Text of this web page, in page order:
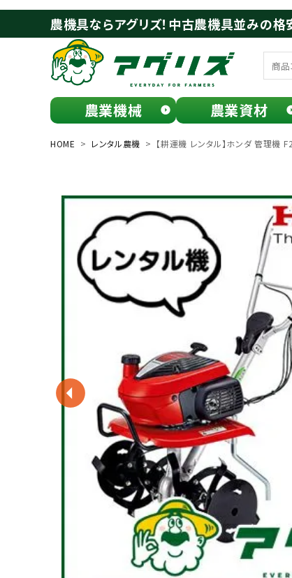
農機具ならアグリズ！中古農機具並みの格
農業機械 農業資材
ログイン person 会員登録
HOME レンタル農機 【耕運機 レンタル】ホンダ 管理機